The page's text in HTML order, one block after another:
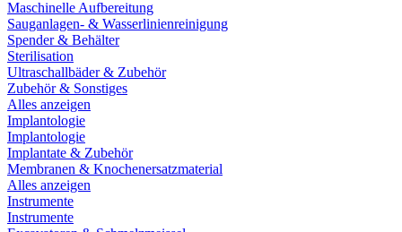
Maschinelle Aufbereitung
Sauganlagen- & Wasserlinienreinigung
Spender & Behälter
Sterilisation
Ultraschallbäder & Zubehör
Zubehör & Sonstiges
Alles anzeigen
Implantologie
Implantologie
Implantate & Zubehör
Membranen & Knochenersatzmaterial
Alles anzeigen
Instrumente
Instrumente